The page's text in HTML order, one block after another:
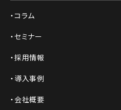
コラム
セミナー
採用情報
導入事例
会社概要